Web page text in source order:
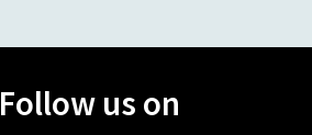
Follow us on